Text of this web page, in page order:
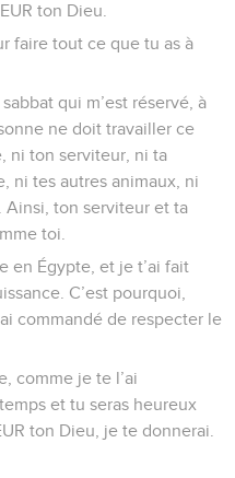
ton Dieu.
faire tout ce que tu as à
qui m’est réservé, à
ne doit travailler ce
ni ton serviteur, ni ta
ni tes autres animaux, ni
Ainsi, ton serviteur et ta
toi.
en Égypte, et je t’ai fait
C’est pourquoi,
commandé de respecter le
comme je te l’ai
et tu seras heureux
ton Dieu, je te donnerai.